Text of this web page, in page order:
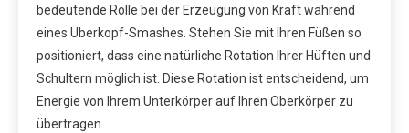
bedeutende Rolle bei der Erzeugung von Kraft während
eines Überkopf-Smashes. Stehen Sie mit Ihren Füßen so
positioniert, dass eine natürliche Rotation Ihrer Hüften und
Schultern möglich ist. Diese Rotation ist entscheidend, um
Energie von Ihrem Unterkörper auf Ihren Oberkörper zu
übertragen.